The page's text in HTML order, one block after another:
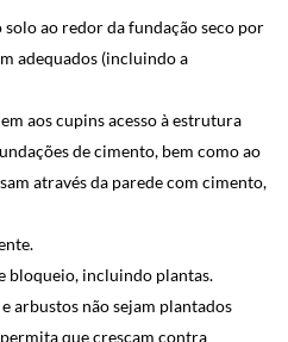
ao redor da fundação seco por
adequados (incluindo a
aos cupins acesso à estrutura
de cimento, bem como ao
através da parede com cimento,
bloqueio, incluindo plantas.
arbustos não sejam plantados
que cresçam contra